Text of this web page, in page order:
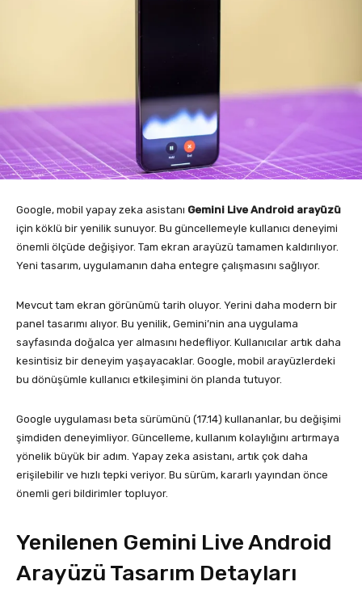
Google, mobil yapay zeka asistanı Gemini Live Android arayüzü
için köklü bir yenilik sunuyor. Bu güncellemeyle kullanıcı deneyimi
önemli ölçüde değişiyor. Tam ekran arayüzü tamamen kaldırılıyor.
Yeni tasarım, uygulamanın daha entegre çalışmasını sağlıyor.
Mevcut tam ekran görünümü tarih oluyor. Yerini daha modern bir
panel tasarımı alıyor. Bu yenilik, Gemini’nin ana uygulama
sayfasında doğalca yer almasını hedefliyor. Kullanıcılar artık daha
kesintisiz bir deneyim yaşayacaklar. Google, mobil arayüzlerdeki
bu dönüşümle kullanıcı etkileşimini ön planda tutuyor.
Google uygulaması beta sürümünü (17.14) kullananlar, bu değişimi
şimdiden deneyimliyor. Güncelleme, kullanım kolaylığını artırmaya
yönelik büyük bir adım. Yapay zeka asistanı, artık çok daha
erişilebilir ve hızlı tepki veriyor. Bu sürüm, kararlı yayından önce
önemli geri bildirimler topluyor.
Yenilenen Gemini Live Android
Arayüzü Tasarım Detayları